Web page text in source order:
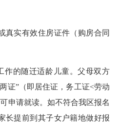
实有效住房证件（购房合同
的随迁适龄儿童。父母双方
证”（即居住证，务工证<劳动
申请就读。如不符合我区报名
长提前到其子女户籍地做好报